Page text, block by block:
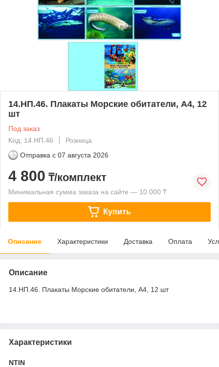
14.НП.46. Плакаты Морские обитатели, А4, 12
шт
Под заказ
Код: 14.НП.46
Розница
Отправка с 07 августа 2026
4 800 ₸/комплект
Минимальная сумма заказа на сайте — 10 000 ₸
Купить
Описание Характеристики Доставка Оплата
Описание
14.НП.46. Плакаты Морские обитатели, А4, 12 шт
Характеристики
NTIN